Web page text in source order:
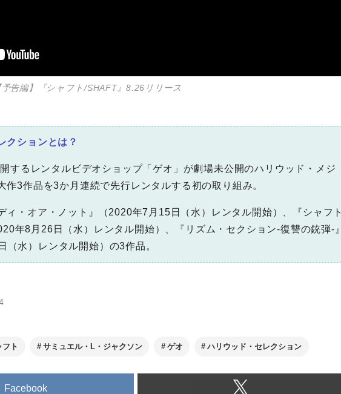
告編】『シャフト/SHAFT』8.26リリース
クションとは？
するレンタルビデオショップ「ゲオ」が劇場未公開のハリウッド・メジ
作3作品を3か月連続で先行レンタルする初の取り組み。
ィ・オア・ノット』（2020年7月15日（水）レンタル開始）、『シャフト
年8月26日（水）レンタル開始）、『リズム・セクション-復讐の銃弾-』
（水）レンタル開始）の3作品。
フト サミュエル・L・ジャクソン ゲオ ハリウッド・セレクション
Facebook